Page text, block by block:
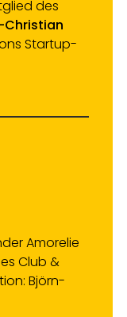
des
Christian
Startup-
Amorelie
Club &
Björn-